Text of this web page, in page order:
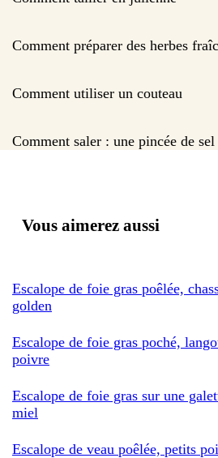
Comment préparer des herbes
Comment utiliser un couteau
Comment saler : une pincée de sel
Vous aimerez aussi
Escalope de foie gras poêlée,
golden
Escalope de foie gras poché,
poivre
Escalope de foie gras sur une
miel
Escalope de veau poêlée, petits